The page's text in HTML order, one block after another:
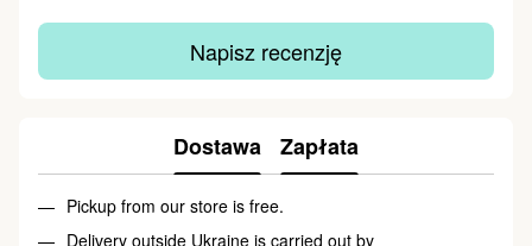
Napisz recenzję
Dostawa Zapłata
Pickup from our store is free.
Delivery outside Ukraine is carried out by